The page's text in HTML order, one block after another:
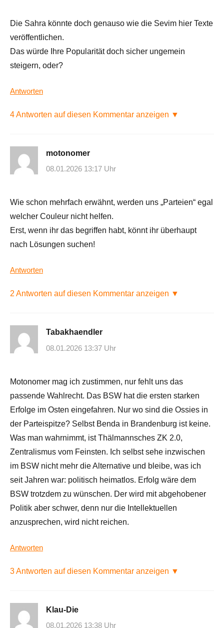
Die Sahra könnte doch genauso wie die Sevim hier Texte
veröffentlichen.
Das würde Ihre Popularität doch sicher ungemein
steigern, oder?
Antworten
4 Antworten auf diesen Kommentar anzeigen ▼
motonomer
08.01.2026 13:17 Uhr
Wie schon mehrfach erwähnt, werden uns „Parteien“ egal
welcher Couleur nicht helfen.
Erst, wenn ihr das begriffen habt, könnt ihr überhaupt
nach Lösungen suchen!
Antworten
2 Antworten auf diesen Kommentar anzeigen ▼
Tabakhaendler
08.01.2026 13:37 Uhr
Motonomer mag ich zustimmen, nur fehlt uns das
passende Wahlrecht. Das BSW hat die ersten starken
Erfolge im Osten eingefahren. Nur wo sind die Ossies in
der Parteispitze? Selbst Benda in Brandenburg ist keine.
Was man wahrnimmt, ist Thälmannsches ZK 2.0,
Zentralismus vom Feinsten. Ich selbst sehe inzwischen
im BSW nicht mehr die Alternative und bleibe, was ich
seit Jahren war: politisch heimatlos. Erfolg wäre dem
BSW trotzdem zu wünschen. Der wird mit abgehobener
Politik aber schwer, denn nur die Intellektuellen
anzusprechen, wird nicht reichen.
Antworten
3 Antworten auf diesen Kommentar anzeigen ▼
Klau-Die
08.01.2026 13:38 Uhr